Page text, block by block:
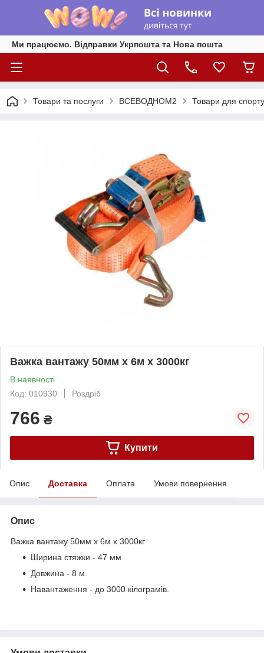
Ми працюємо. Відправки Укрпошта та Нова пошта
Товари та послуги ВСЕВОДНОМ2 Товари для
Важка вантажу 50мм х 6м х 3000кг
В наявності
Код: 010930
Роздріб
766 ₴
Купити
Опис Доставка Оплата Умови повернення
Опис
Важка вантажу 50мм х 6м х 3000кг
Ширина стяжки - 47 мм
Довжина - 8 м.
Навантаження - до 3000 кілограмів.